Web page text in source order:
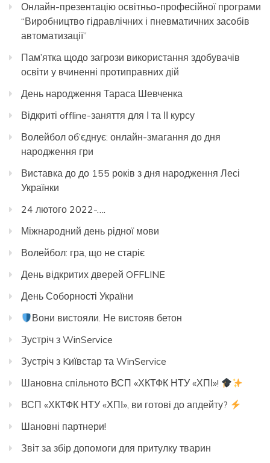
Онлайн-презентацію освітньо-професійної програми
“Виробництво гідравлічних і пневматичних засобів
автоматизації”
Пам’ятка щодо загрози використання здобувачів
освіти у вчиненні протиправних дій
День народження Тараса Шевченка
Відкриті offline-заняття для І та ІІ курсу
Волейбол об’єднує: онлайн-змагання до дня
народження гри
Виставка до до 155 років з дня народження Лесі
Українки
24 лютого 2022-….
Міжнародний день рідної мови
Волейбол: гра, що не старіє
День відкритих дверей OFFLINE
День Соборності України
Вони вистояли. Не вистояв бетон
Зустріч з WinService
Зустріч з Kиївстар та WinService
Шановна спільното ВСП «ХКТФК НТУ «ХПІ»!
ВСП «ХКТФК НТУ «ХПІ», ви готові до апдейту?
Шановні партнери!
Звіт за збір допомоги для притулку тварин